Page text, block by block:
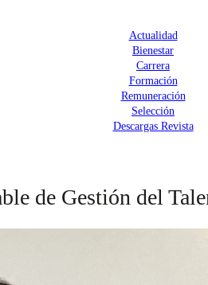
Actualidad
Bienestar
Carrera
Formación
Remuneración
Selección
Descargas Revista
de Gestión del